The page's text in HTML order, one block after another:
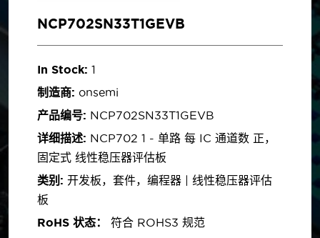
NCP702SN33T1GEVB
In Stock: 1
制造商: onsemi
产品编号: NCP702SN33T1GEVB
详细描述: NCP702 1 - 单路 每 IC 通道数 正，
固定式 线性稳压器评估板
类别: 开发板，套件，编程器 | 线性稳压器评估
板
RoHS 状态：
符合 ROHS3 规范